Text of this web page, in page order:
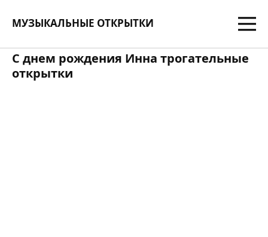
МУЗЫКАЛЬНЫЕ ОТКРЫТКИ
С днем рождения Инна трогательные
открытки